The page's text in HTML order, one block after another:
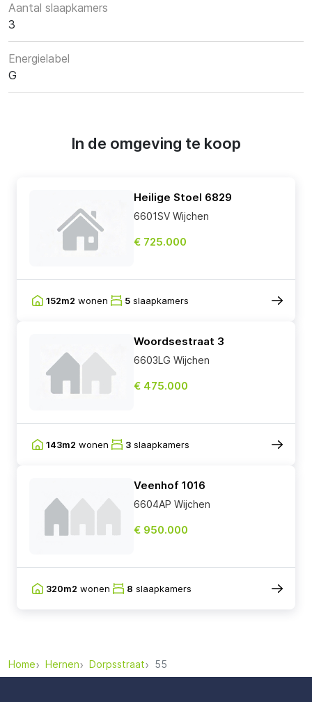
Aantal slaapkamers
3
Energielabel
G
In de omgeving te koop
Heilige Stoel 6829
6601SV Wijchen
€ 725.000
152m2 wonen 5 slaapkamers
Woordsestraat 3
6603LG Wijchen
€ 475.000
143m2 wonen 3 slaapkamers
Veenhof 1016
6604AP Wijchen
€ 950.000
320m2 wonen 8 slaapkamers
Home Hernen Dorpsstraat 55